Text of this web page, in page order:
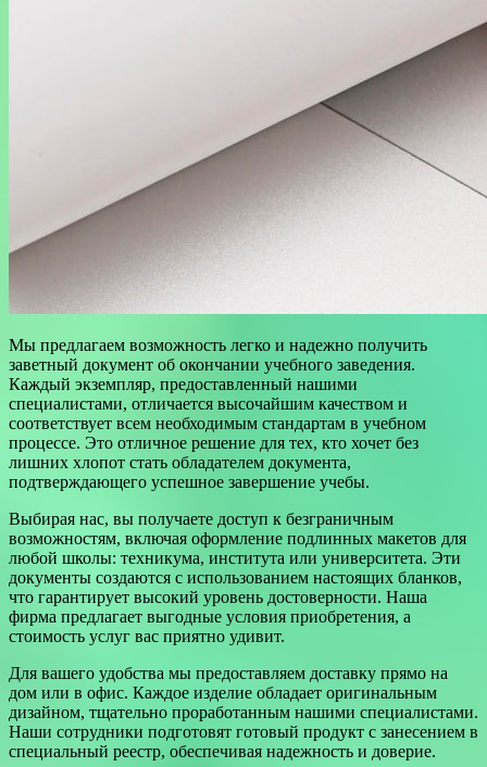
Мы предлагаем возможность легко и надежно получить
заветный документ об окончании учебного заведения.
Каждый экземпляр, предоставленный нашими
специалистами, отличается высочайшим качеством и
соответствует всем необходимым стандартам в учебном
процессе. Это отличное решение для тех, кто хочет без
лишних хлопот стать обладателем документа,
подтверждающего успешное завершение учебы.
Выбирая нас, вы получаете доступ к безграничным
возможностям, включая оформление подлинных макетов для
любой школы: техникума, института или университета. Эти
документы создаются с использованием настоящих бланков,
что гарантирует высокий уровень достоверности. Наша
фирма предлагает выгодные условия приобретения, а
стоимость услуг вас приятно удивит.
Для вашего удобства мы предоставляем доставку прямо на
дом или в офис. Каждое изделие обладает оригинальным
дизайном, тщательно проработанным нашими специалистами.
Наши сотрудники подготовят готовый продукт с занесением в
специальный реестр, обеспечивая надежность и доверие.